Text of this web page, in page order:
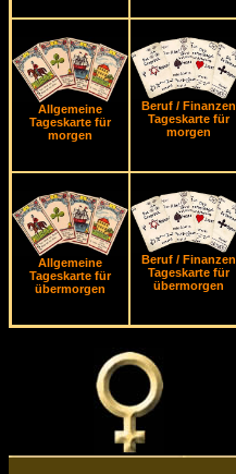
Allgemeine
Tageskarte für
morgen
Beruf / Finanzen
Tageskarte für
morgen
Allgemeine
Tageskarte für
übermorgen
Beruf / Finanzen
Tageskarte für
übermorgen